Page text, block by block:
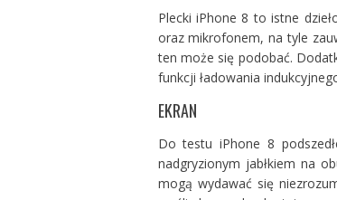
Plecki iPhone 8 to istne
oraz mikrofonem, na tyle
ten może się podobać.
funkcji ładowania
EKRAN
Do testu iPhone 8
nadgryzionym jabłkiem na
mogą wydawać się